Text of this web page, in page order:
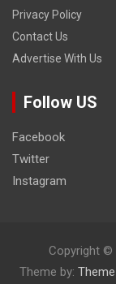
Privacy Policy
Contact Us
Advertise With Us
Follow US
Facebook
Twitter
Instagram
Copyright ©
Theme by: